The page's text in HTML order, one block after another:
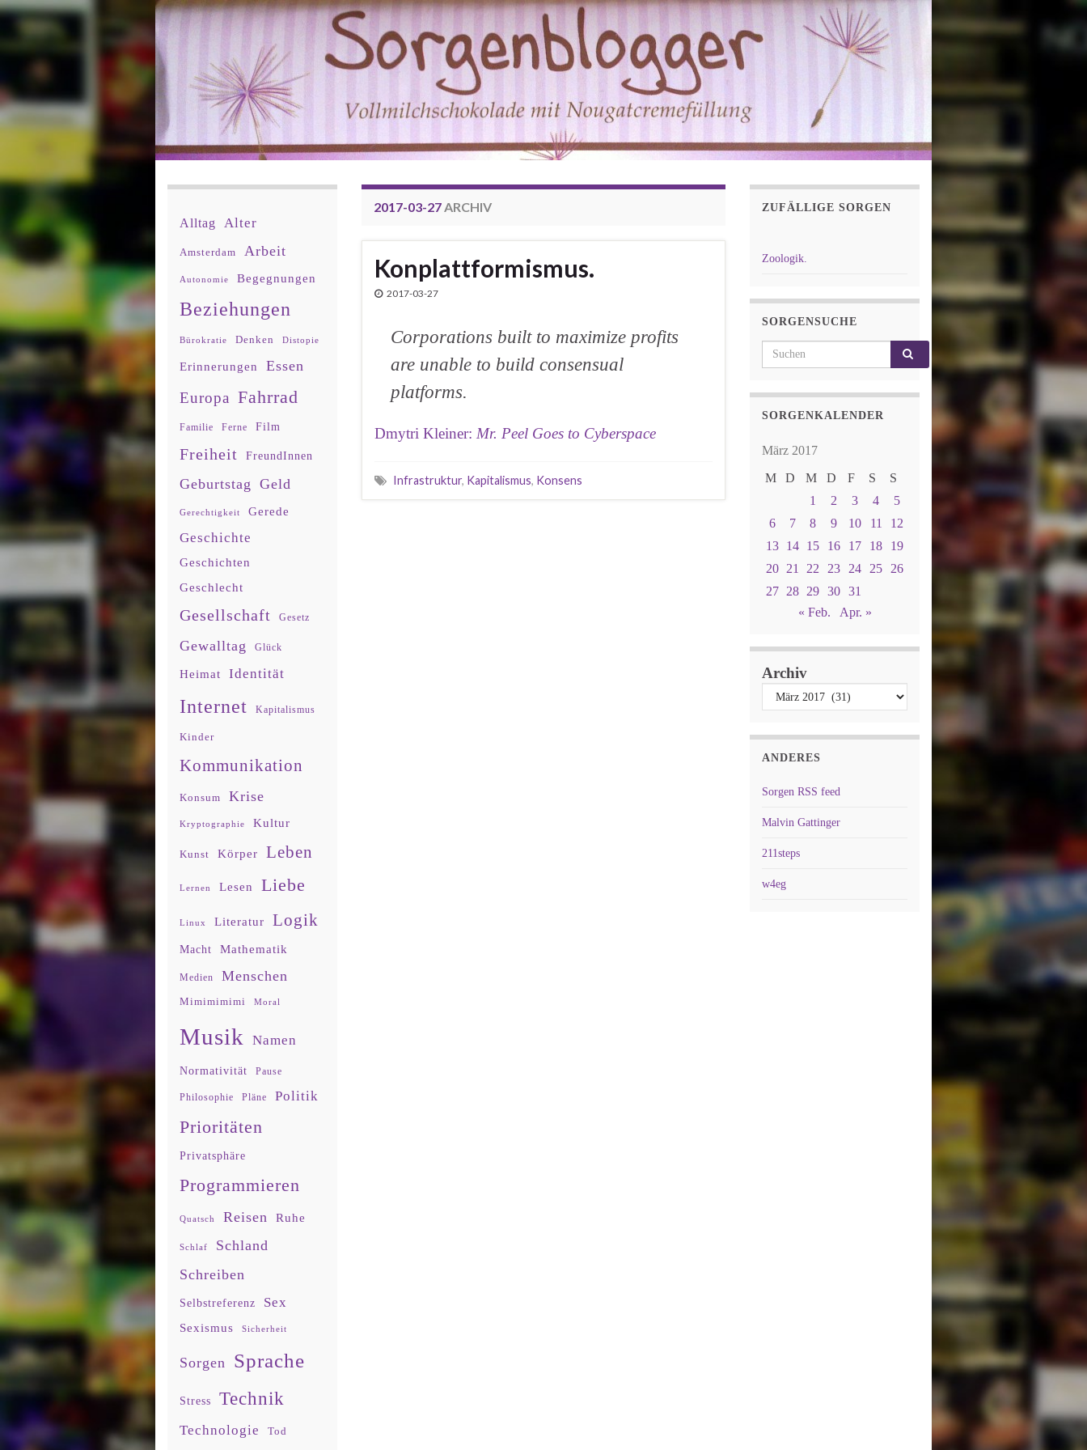
2017-03-27ARCHIV
Konplattformismus.
2017-03-27
Corporations built to maximize profits
are unable to build consensual
platforms.
Dmytri Kleiner: Mr. Peel Goes to Cyberspace
Infrastruktur, Kapitalismus, Konsens
Alltag Alter
Amsterdam Arbeit
Autonomie Begegnungen
Beziehungen
Bürokratie Denken Distopie
Erinnerungen Essen
Europa Fahrrad
Familie Ferne Film
Freiheit FreundInnen
Geburtstag Geld
Gerechtigkeit Gerede
Geschichte
Geschichten
Geschlecht
Gesellschaft Gesetz
Gewalltag Glück
Heimat Identität
Internet Kapitalismus
Kinder
Kommunikation
Konsum Krise
Kryptographie Kultur
Kunst Körper Leben
Lernen Lesen Liebe
Linux Literatur Logik
Macht Mathematik
Medien Menschen
Mimimimimi Moral
Musik Namen
Normativität Pause
Philosophie Pläne Politik
Prioritäten
Privatsphäre
Programmieren
Quatsch Reisen Ruhe
Schlaf
Schland
Schreiben
Selbstreferenz Sex
Sexismus Sicherheit
Sorgen Sprache
Stress Technik
Technologie Tod
ZUFÄLLIGE SORGEN
Zoologik.
SORGENSUCHE
Search for:
SORGENKALENDER
März 2017
M
D M D F S
S
1
2 3 4
5
6
7 8 9 10 11
12
13
14 15 16 17 18
19
20
21 22 23 24 25
26
27
28 29 30 31
« Feb.
Apr. »
Archiv
ANDERES
Sorgen RSS feed
Malvin Gattinger
211steps
w4eg